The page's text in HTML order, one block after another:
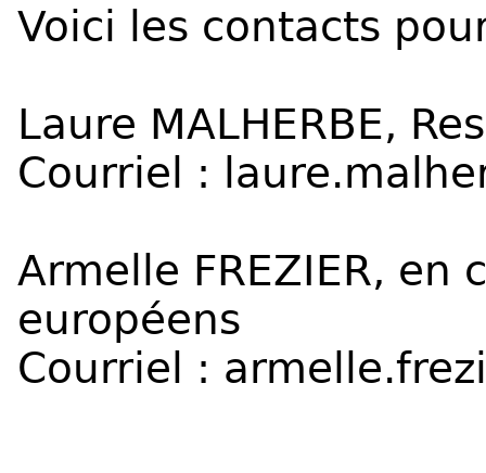
Voici les contacts
Laure MALHERBE,
Courriel :
Armelle FREZIER, en
européens
Courriel :